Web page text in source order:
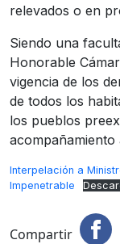
relevados o en
Siendo una
Honorable
vigencia de los
de todos los
los pueblos
acompañamiento
Interpelación a
Impenetrable
Compartir